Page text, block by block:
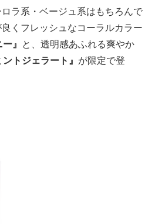
ラ系・ベージュ系はもちろんで
くフレッシュなコーラルカラー
』
と、透明感あふれる爽やか
ントジェラート』 が限定で登